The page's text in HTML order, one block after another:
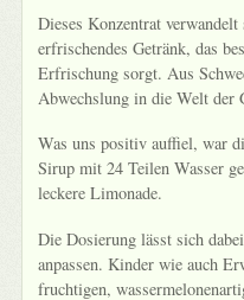
Dieses Konzentrat
erfrischendes Getränk, das
Erfrischung sorgt. Aus
Abwechslung in die Welt der
Was uns positiv auffiel, war
Sirup mit 24 Teilen Wasser
leckere Limonade.
Die Dosierung lässt sich
anpassen. Kinder wie auch
fruchtigen,